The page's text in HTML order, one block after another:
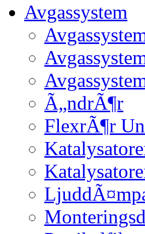
Avgassystem
Ã„ndrÃ¶r
FlexrÃ¶r